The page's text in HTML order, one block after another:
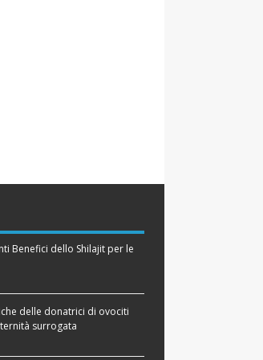
Benefici dello Shilajit per le
delle donatrici di ovociti
surrogata